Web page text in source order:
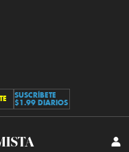
SUSCRÍBETE
$1.99 DIARIOS